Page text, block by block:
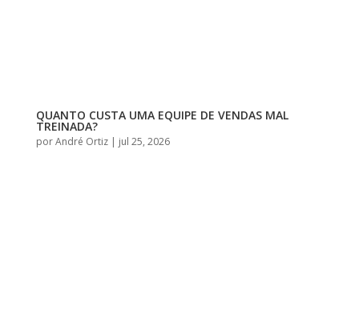
QUANTO CUSTA UMA EQUIPE DE VENDAS MAL
TREINADA?
porAndré Ortiz| jul 25, 2026